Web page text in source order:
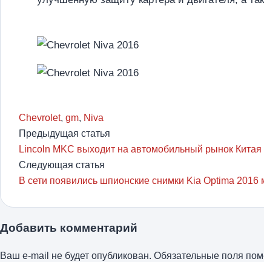
Chevrolet, gm, Niva
Предыдущая статья
Lincoln MKC выходит на автомобильный рынок Китая
Следующая статья
В сети появились шпионские снимки Kia Optima 2016
Добавить комментарий
Ваш e-mail не будет опубликован. Обязательные поля